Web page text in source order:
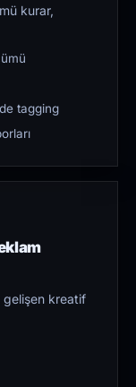
kurar,
tagging
gelişen kreatif